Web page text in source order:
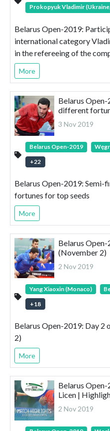
Prokopyuk Vladimir
Belarus Open-2019:
international category
in the refereeing of the
More
Belarus
different
3 Nov 2019
Belarus Open-2019
+22
Belarus Open-2019: Semi-
fortunes for top seeds
More
Belarus
(November 2)
2 Nov 2019
Yang Xiaoxin (Monaco)
+18
Belarus Open-2019: Day 2
2)
More
Belarus Open-
Licen |
2 Nov 2019